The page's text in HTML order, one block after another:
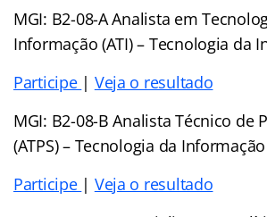
MGI: B2-08-A Analista em
Informação (ATI) – Tecnologia da
Participe | Veja o resultado
MGI: B2-08-B Analista Técnico de
(ATPS) – Tecnologia da Informação
Participe | Veja o resultado